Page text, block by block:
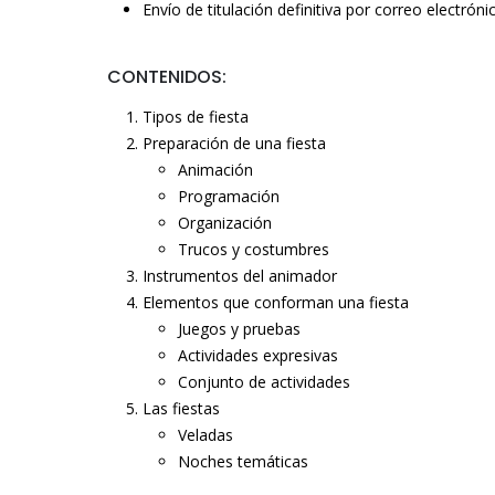
Envío de titulación definitiva por correo
CONTENIDOS:
Tipos de fiesta
Preparación de una fiesta
Animación
Programación
Organización
Trucos y costumbres
Instrumentos del animador
Elementos que conforman una fiesta
Juegos y pruebas
Actividades expresivas
Conjunto de actividades
Las fiestas
Veladas
Noches temáticas